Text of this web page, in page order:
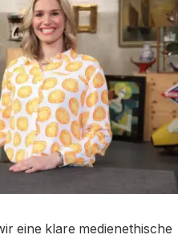
eine klare medienethische